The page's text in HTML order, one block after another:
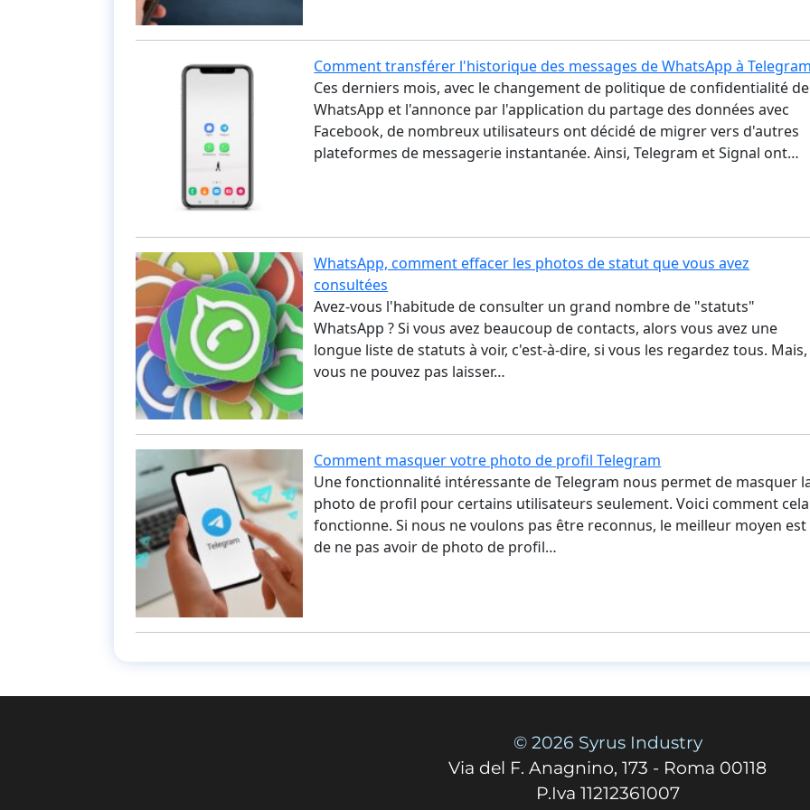
Comment transférer l'historique des messages de WhatsApp à
Ces derniers mois, avec le changement de politique de confidentialité de
WhatsApp et l'annonce par l'application du partage des données avec
Facebook, de nombreux utilisateurs ont décidé de migrer vers d'autres
plateformes de messagerie instantanée. Ainsi, Telegram et Signal ont…
WhatsApp, comment effacer les photos de statut que vous avez
consultées
Avez-vous l'habitude de consulter un grand nombre de "statuts"
WhatsApp ? Si vous avez beaucoup de contacts, alors vous avez une
longue liste de statuts à voir, c'est-à-dire, si vous les regardez tous.
vous ne pouvez pas laisser…
Comment masquer votre photo de profil Telegram
Une fonctionnalité intéressante de Telegram nous permet de masquer
photo de profil pour certains utilisateurs seulement. Voici comment cela
fonctionne. Si nous ne voulons pas être reconnus, le meilleur moyen est
de ne pas avoir de photo de profil…
© 2026 Syrus Industry
Via del F. Anagnino, 173 - Roma 00118
P.Iva 11212361007